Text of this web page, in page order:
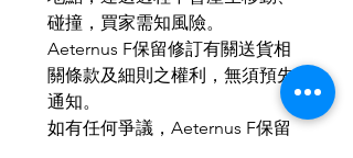
碰撞，買家需知風險。
Aeternus F保留修訂有關送貨相
關條款及細則之權利，無須預先
通知。
如有任何爭議，Aeternus F保留